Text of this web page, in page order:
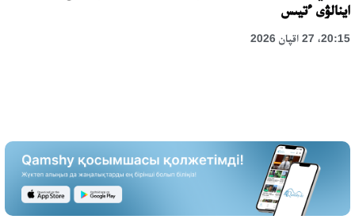
اينالۋى ءتيىس
20:15، 27 اقپان 2026